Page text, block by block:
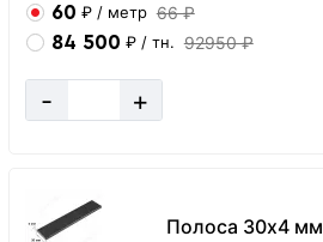
60 ₽ / метр 66 ₽
84 500 ₽ / тн. 92950 ₽
- +
Полоса 30х4 мм